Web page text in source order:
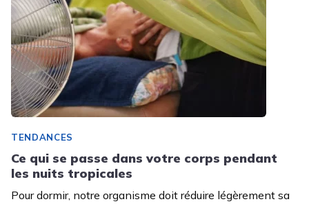
TENDANCES
Ce qui se passe dans votre corps pendant
les nuits tropicales
Pour dormir, notre organisme doit réduire légèrement sa